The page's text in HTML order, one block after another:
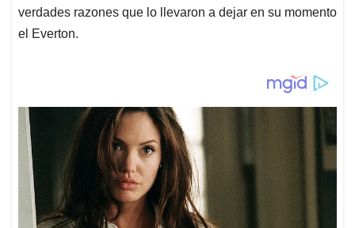
verdades razones que lo llevaron a dejar en su momento
el Everton.